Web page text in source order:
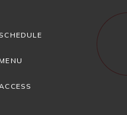
SCHEDULE